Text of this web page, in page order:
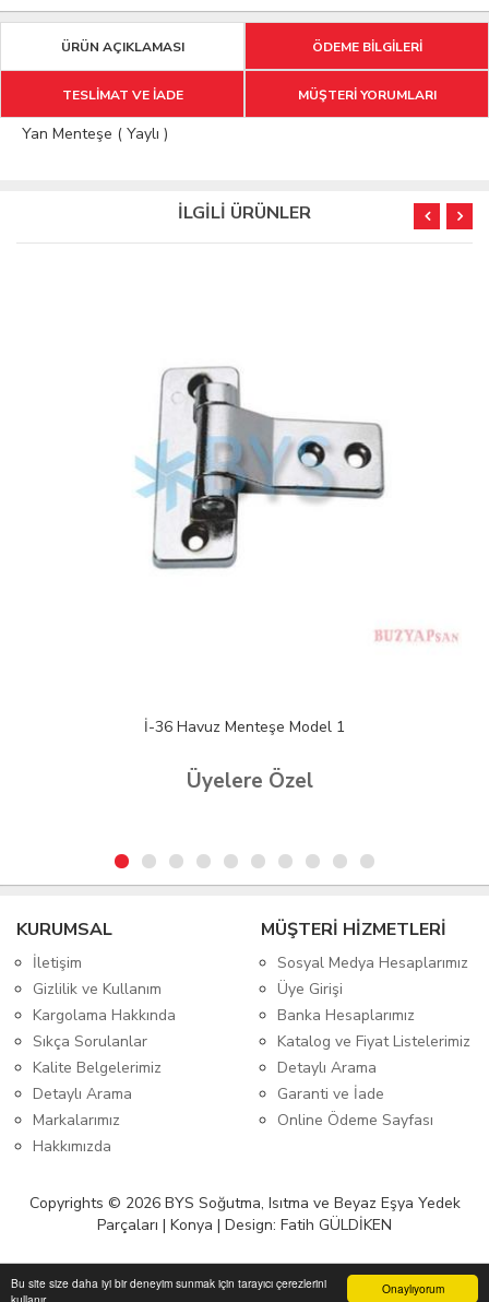
Onaylıyorum
Bu site size daha iyi bir deneyim sunmak için tarayıcı çerezlerini
ÜRÜN AÇIKLAMASI ÖDEME BİLGİLERİ
TESLİMAT VE İADE MÜŞTERİ YORUMLARI
Yan Menteşe ( Yaylı )
İLGİLİ ÜRÜNLER
İ-36 Havuz Menteşe Model 1
Üyelere Özel
KURUMSAL
İletişim
Gizlilik ve Kullanım
Kargolama Hakkında
Sıkça Sorulanlar
Kalite Belgelerimiz
Detaylı Arama
Markalarımız
Hakkımızda
MÜŞTERİ HİZMETLERİ
Sosyal Medya Hesaplarımız
Üye Girişi
Banka Hesaplarımız
Katalog ve Fiyat Listelerimiz
Detaylı Arama
Garanti ve İade
Online Ödeme Sayfası
Copyrights © 2026 BYS Soğutma, Isıtma ve Beyaz Eşya Yedek
Parçaları | Konya | Design: Fatih GÜLDİKEN